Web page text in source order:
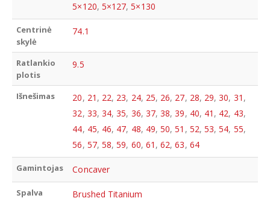
5×120, 5×127,5×130
Centrinė
skylė
74.1
Ratlankio
plotis
9.5
Išnešimas 20, 21 , 22, 23, 24, 25, 26, 27, 28, 29,30, 31 ,
32, 33, 34,35, 36, 37,38,39, 40, 41 , 42, 43,
44, 45, 46, 47, 48, 49,50,51 , 52, 53,54, 55,
56, 57, 58,59, 60, 61 ,62,63, 64
Gamintojas Concaver
Spalva Brushed Titanium